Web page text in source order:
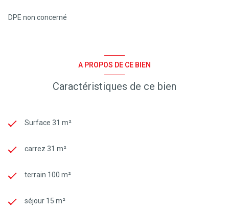
DPE non concerné
A PROPOS DE CE BIEN
Caractéristiques de ce bien
Surface 31 m²
carrez 31 m²
terrain 100 m²
séjour 15 m²